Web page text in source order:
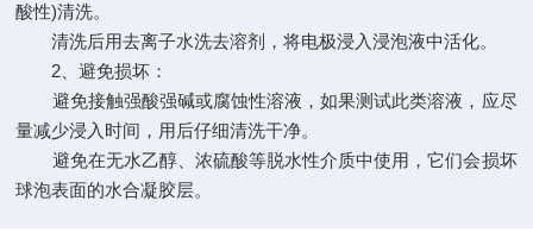
酸性)清洗。
清洗后用去离子水洗去溶剂，将电极浸入浸泡液中活化。
2、避免损坏：
避免接触强酸强碱或腐蚀性溶液，如果测试此类溶液，应尽
量减少浸入时间，用后仔细清洗干净。
避免在无水乙醇、浓硫酸等脱水性介质中使用，它们会损坏
球泡表面的水合凝胶层。